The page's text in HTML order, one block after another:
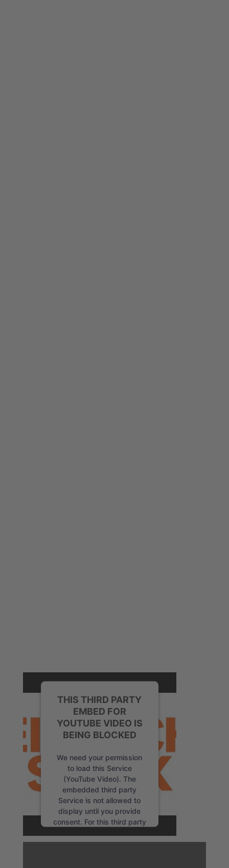
THIS THIRD PARTY
EMBED FOR
YOUTUBE VIDEO IS
BEING BLOCKED
We need your permission
to load this Service
(YouTube Video). The
embedded third party
Service is not allowed to
display until you provide
consent. For this third party
'accept'.